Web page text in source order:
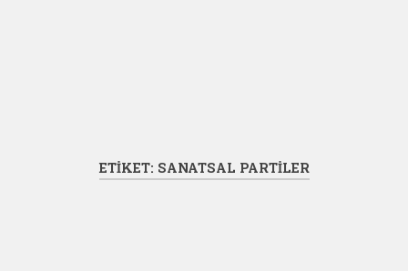
ETIKET: SANATSAL PARTILER